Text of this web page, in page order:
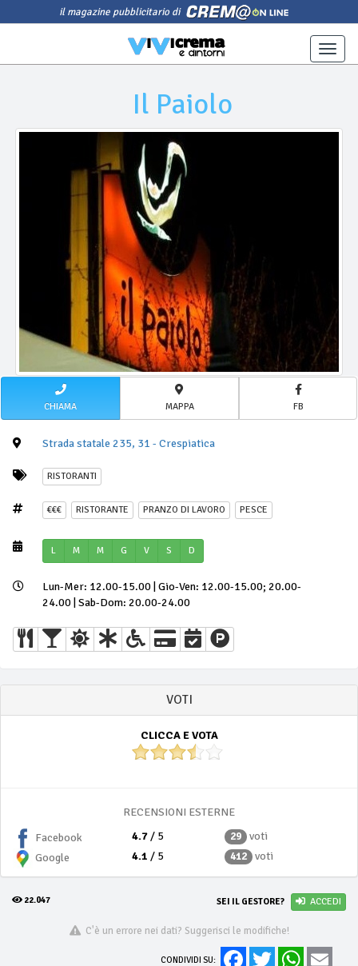
il magazine pubblicitario di
Toggle
Il Paiolo
CHIAMA MAPPA FB
Strada statale 235, 31 - Crespiatica
RISTORANTI
€€€ RISTORANTE PRANZO DI LAVORO PESCE
L M M G V S D
Lun-Mer: 12.00-15.00 | Gio-Ven: 12.00-15.00; 20.00-
24.00 | Sab-Dom: 20.00-24.00
VOTI
CLICCA E VOTA
RECENSIONI ESTERNE
Facebook
4.7/ 5 29
voti
Google
4.1 / 5 412 voti
22.047 SEI IL GESTORE? ACCEDI
C'è un errore nei dati? Suggerisci le modifiche!
CONDIVIDI SU:
FacebookTwitter WhatsApp